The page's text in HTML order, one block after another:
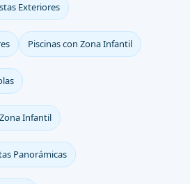
Exteriores
Piscinas con Zona Infantil
Infantil
Panorámicas